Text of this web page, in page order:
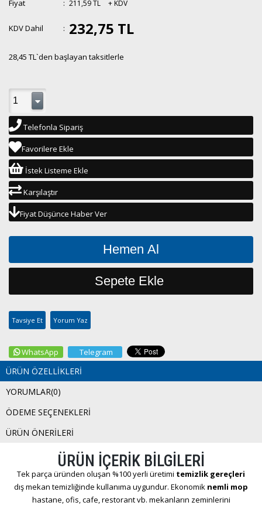
Fiyat : 211,59 TL + KDV
KDV Dahil : 232,75 TL
28,45 TL`den başlayan taksitlerle
Telefonla Sipariş
Favorilere Ekle
İstek Listeme Ekle
Karşılaştır
Fiyat Düşünce Haber Ver
Tavsiye Et Yorum Yaz
WhatsApp Telegram
ÜRÜN ÖZELLIKLERI
YORUMLAR(0)
ÖDEME SEÇENEKLERI
ÜRÜN ÖNERILERI
ÜRÜN İÇERİK BİLGİLERİ
Tek parça üründen oluşan %100 yerli üretimi temizlik gereçleri
dış mekan temizliğinde kullanıma uygundur. Ekonomik nemli mop
hastane, ofis, cafe, restorant vb. mekanların zeminlerini